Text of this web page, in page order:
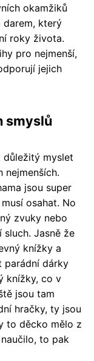
okamžiků
darem, který
roky života.
pro nejmenší,
jejich
smyslů
důležitý myslet
nejmenších.
jsou super
osahat. No
zvuky nebo
Jasně že
knížky a
parádní dárky
knížky, co v
jsou tam
hračky, ty jsou
to děcko mělo z
to pak